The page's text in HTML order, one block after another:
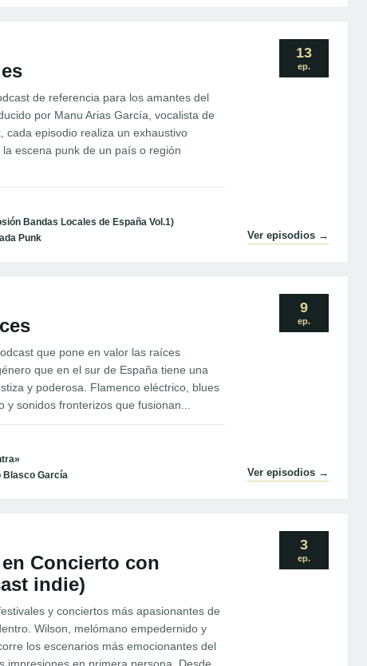
de referencia para los amantes del
por Manu Arias García, vocalista de
cada episodio realiza un exhaustivo
escena punk de un país o región
Bandas Locales de España Vol.1)
Punk
13
ep.
Ver episodios →
que pone en valor las raíces
que en el sur de España tiene una
y poderosa. Flamenco eléctrico, blues
y sonidos fronterizos que fusionan...
Blasco García
9
ep.
Ver episodios →
Concierto con
indie)
y conciertos más apasionantes de
Wilson, melómano empedernido y
los escenarios más emocionantes del
3
ep.